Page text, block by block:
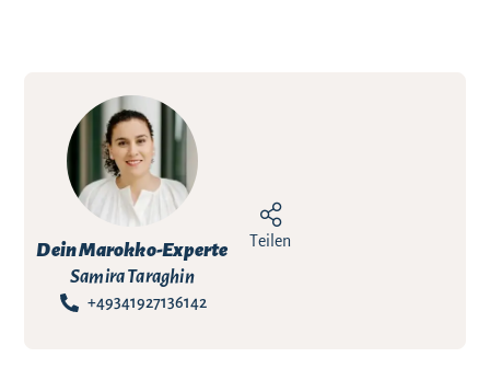
Dein Marokko-Experte
Samira Taraghin
+49341927136142
Teilen